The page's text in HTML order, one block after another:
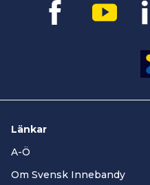
Länkar
A-Ö
Om Svensk Innebandy